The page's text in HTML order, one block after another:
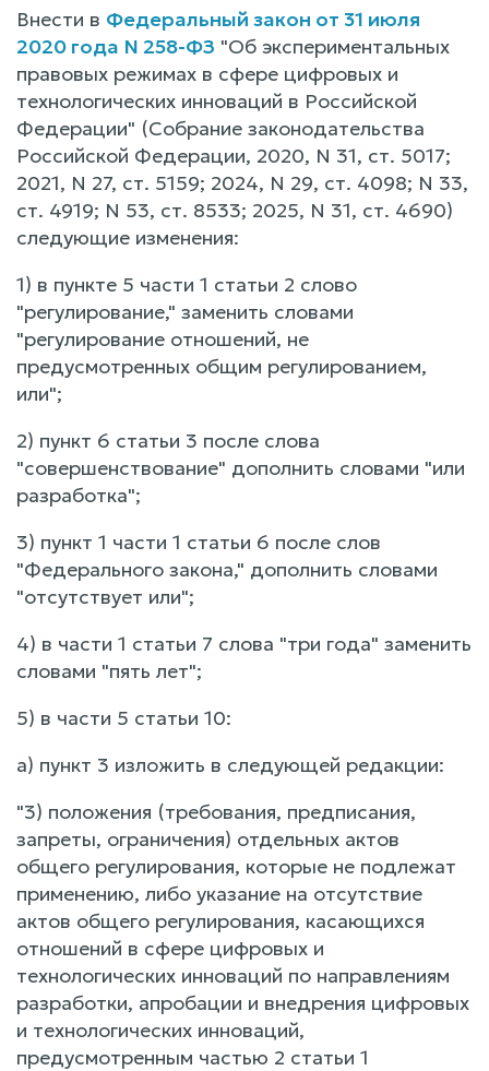
Внести в Федеральный закон от 31 июля
2020 года N 258-ФЗ "Об экспериментальных
правовых режимах в сфере цифровых и
технологических инноваций в Российской
Федерации" (Собрание законодательства
Российской Федерации, 2020, N 31, ст. 5017;
2021, N 27, ст. 5159; 2024, N 29, ст. 4098; N 33,
ст. 4919; N 53, ст. 8533; 2025, N 31, ст. 4690)
следующие изменения:
1) в пункте 5 части 1 статьи 2 слово
"регулирование," заменить словами
"регулирование отношений, не
предусмотренных общим регулированием,
или";
2) пункт 6 статьи 3 после слова
"совершенствование" дополнить словами "или
разработка";
3) пункт 1 части 1 статьи 6 после слов
"Федерального закона," дополнить словами
"отсутствует или";
4) в части 1 статьи 7 слова "три года" заменить
словами "пять лет";
5) в части 5 статьи 10:
а) пункт 3 изложить в следующей редакции:
"3) положения (требования, предписания,
запреты, ограничения) отдельных актов
общего регулирования, которые не подлежат
применению, либо указание на отсутствие
актов общего регулирования, касающихся
отношений в сфере цифровых и
технологических инноваций по направлениям
разработки, апробации и внедрения цифровых
и технологических инноваций,
предусмотренным частью 2 статьи 1